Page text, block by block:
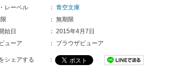
レーベル
： 青空文庫
： 無期限
始日
： 2015年4月7日
ューア
： ブラウザビューア
シェアする ：